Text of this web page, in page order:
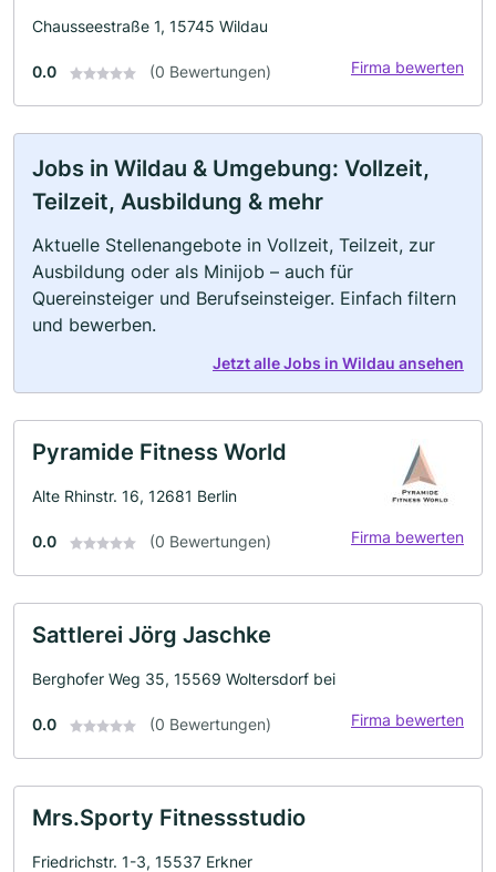
Chausseestraße 1, 15745 Wildau
0.0 (0 Bewertungen) Firma bewerten
Jobs in Wildau & Umgebung: Vollzeit,
Teilzeit, Ausbildung & mehr
Aktuelle Stellenangebote in Vollzeit, Teilzeit, zur
Ausbildung oder als Minijob – auch für
Quereinsteiger und Berufseinsteiger. Einfach filtern
und bewerben.
Jetzt alle Jobs in Wildau ansehen
Pyramide Fitness World
Alte Rhinstr. 16, 12681 Berlin
0.0 (0 Bewertungen) Firma bewerten
Sattlerei Jörg Jaschke
Berghofer Weg 35, 15569 Woltersdorf bei
0.0 (0 Bewertungen) Firma bewerten
Mrs.Sporty Fitnessstudio
Friedrichstr. 1-3, 15537 Erkner